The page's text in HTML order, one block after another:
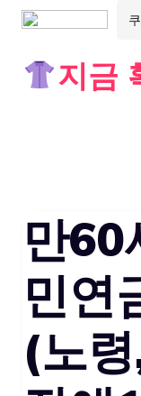
지금
만60
민연
(노